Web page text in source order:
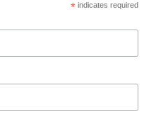
*indicates required